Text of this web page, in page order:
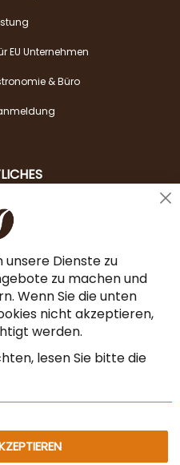
EU Unternehmen
& Büro
Sicherheit
unsere Dienste zu
zu machen und
Wenn Sie die unten
nicht akzeptieren,
werden.
lesen Sie bitte die